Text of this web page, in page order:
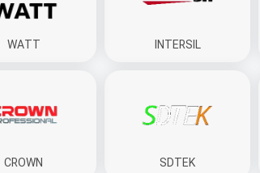
INTERSIL
WATT
SDTEK
CROWN